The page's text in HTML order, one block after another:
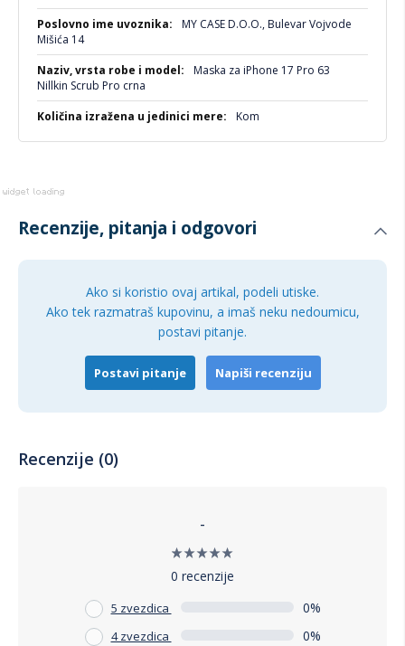
MY CASE D.O.O., Bulevar Vojvode
Mišića 14
Maska za iPhone 17 Pro 63
Nillkin Scrub Pro crna
Kom
Recenzije, pitanja i odgovori
Ako si koristio ovaj artikal, podeli utiske.
Ako tek razmatraš kupovinu, a imaš neku nedoumicu,
postavi pitanje.
Postavi pitanje Napiši recenziju
Recenzije (0)
-
0 recenzije
5 zvezdica 0%
4 zvezdica 0%